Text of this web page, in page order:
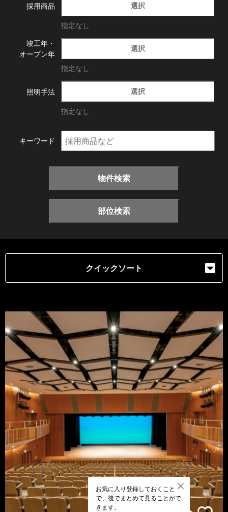
採用商品 選択
指定なし
竣工年・
オープン年
選択
指定なし
照明手法 選択
指定なし
キーワード
物件検索
部位検索
クイックソート
お気に入り登録しておくこと
で、後でまとめて見ることがで
きます。